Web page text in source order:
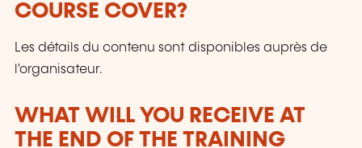
COURSE COVER?
Les détails du contenu sont disponibles auprès de
l'organisateur.
WHAT WILL YOU RECEIVE AT
THE END OF THE TRAINING